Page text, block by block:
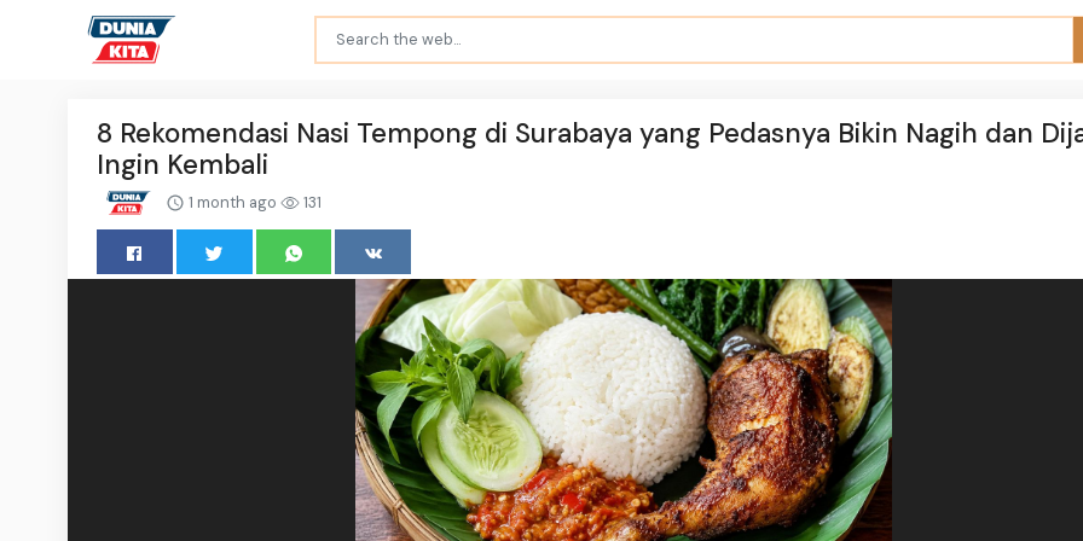
8 Rekomendasi Nasi Tempong di Surabaya yang Pedasnya Bikin Nagih dan
Ingin Kembali
1 month ago 131